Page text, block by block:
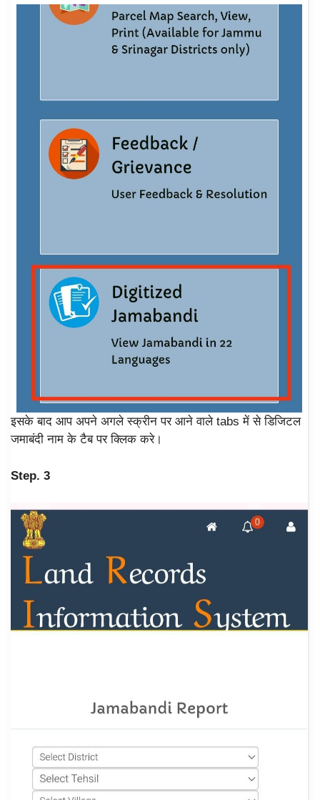
इसके बाद आप अपने अगले स्क्रीन पर आने वाले tabs में से डिजिटल
जमाबंदी नाम के टैब पर क्लिक करे।
Step. 3